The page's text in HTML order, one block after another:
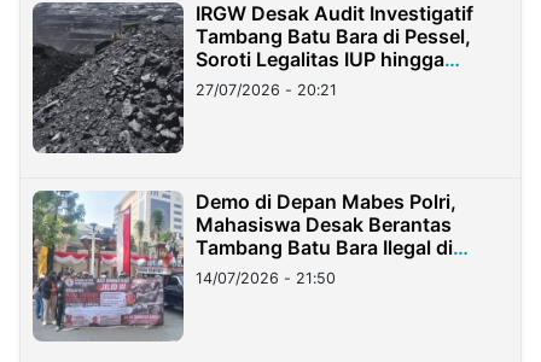
IRGW Desak Audit Investigatif
Tambang Batu Bara di Pessel,
Soroti Legalitas IUP hingga
Stockpile
27/07/2026 - 20:21
Demo di Depan Mabes Polri,
Mahasiswa Desak Berantas
Tambang Batu Bara Ilegal di
Lampung
14/07/2026 - 21:50